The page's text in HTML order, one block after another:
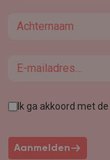
Last name
Email
Ik ga akkoord met de
Aanmelden